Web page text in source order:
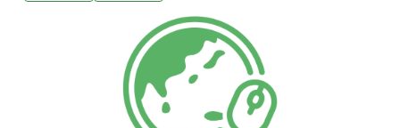
們月經布，但是，因為文化和宗教上會對「月經」缺乏
正確的觀念。這些女孩洗完的月經布，常常只能在陰暗
的床底、角落晾乾。甚至有「不能讓男人看到月經布，
不然他們的眼睛會瞎掉」的說法，根本就不允許公開的
曬晾月經布。這些不能徹底被太陽曬乾的布，易於孳生